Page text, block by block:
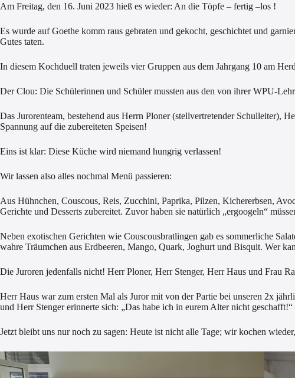
Am Freitag, den 16. Juni 2023 hieß es wieder: An die Töpfe – fertig –los !
Es wurde auf Goethe komm raus gebraten und gekocht, geschichtet und
Gutes taten.
In diesem Kochduell traten jeweils vier Gruppen aus dem Jahrgang 10 am
Der Clou: Die Schülerinnen und Schüler mussten aus den von ihrer WPU-
Das Jurorenteam, bestehend aus Herrn Ploner (stellvertretender
Spannung auf die zubereiteten Speisen!
Eins ist klar: Diese Küche wird niemand hungrig verlassen!
Wir lassen also alles nochmal Menü passieren:
Aus Hühnchen, Couscous, Reis, Zucchini, Paprika, Pilzen, Kichererbsen,
Gerichte und Desserts zubereitet. Zuvor haben sie natürlich „ergoogeln“
Neben exotischen Gerichten wie Couscousbratlingen gab es sommerliche
wahre Träumchen aus Erdbeeren, Mango, Quark, Joghurt und Bisquit. Wer
Die Juroren jedenfalls nicht! Herr Ploner, Herr Stenger, Herr Haus und Frau
Herr Haus war zum ersten Mal als Juror mit von der Partie bei unseren 2x
und Herr Stenger erinnerte sich: „Das habe ich in eurem Alter nicht
Jetzt bleibt uns nur noch zu sagen: Heute ist nicht alle Tage; wir kochen